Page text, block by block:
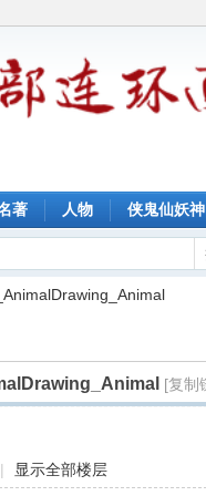
著 人物 侠鬼仙妖神
[复制
| 显示全部楼层